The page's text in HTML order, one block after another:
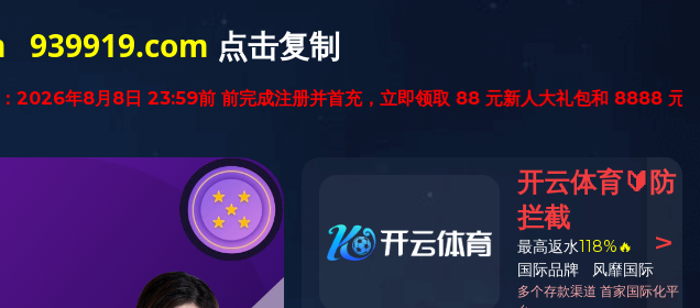
云(中国) 党建工作 投资者关系